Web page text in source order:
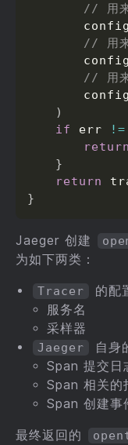
// 用来
		config
// 用来
		config
// 用来
		config
)
if
err !=
return
}
return
}
Jaeger 创建
为如下两类：
Tracer
的配
服务名
采样器
Jaeger
自身
Span 提交日
Span 相关的
Span 创建事
最终返回的